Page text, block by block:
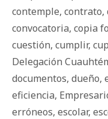
contemple, contrato,
convocatoria, copia
cuestión, cumplir,
Delegación
documentos, dueño,
eficiencia,
erróneos, escolar,